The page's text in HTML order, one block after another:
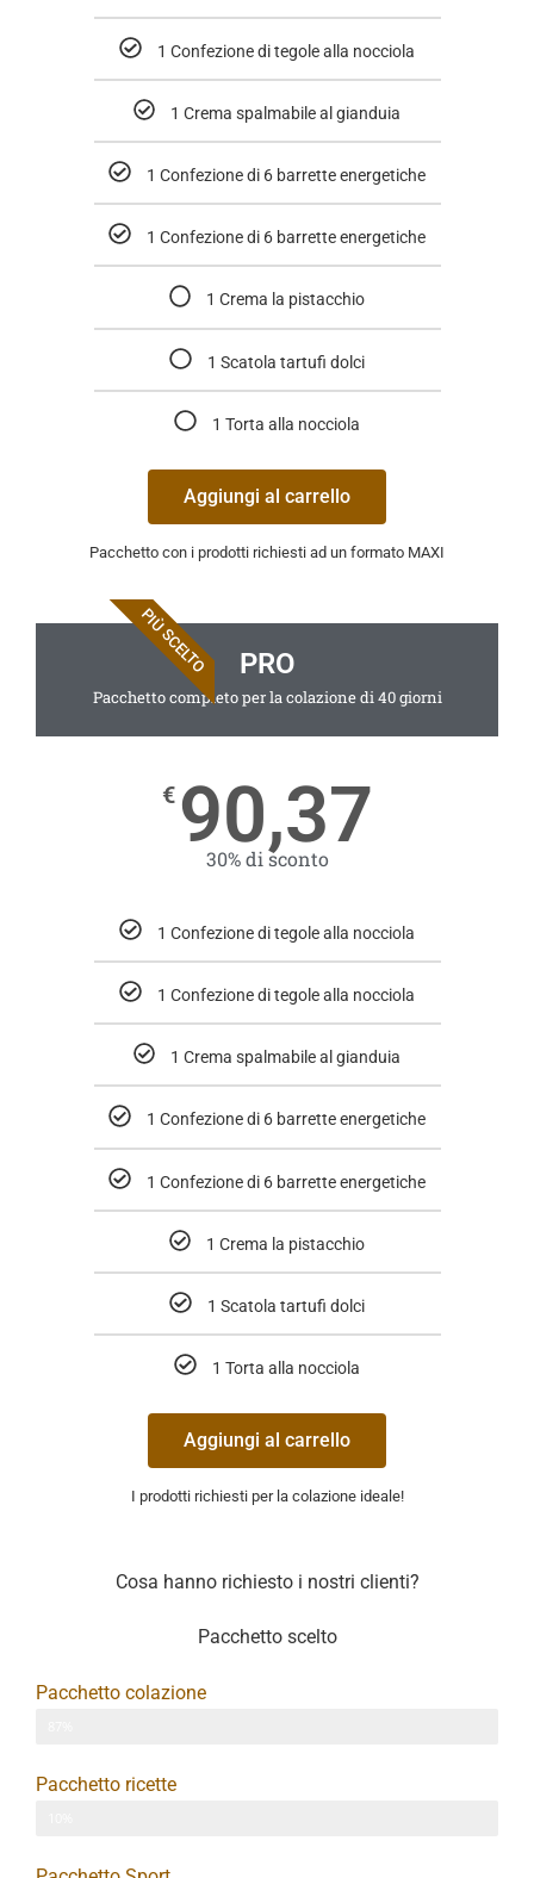
1 Confezione di tegole alla nocciola
1 Crema spalmabile al gianduia
1 Confezione di 6 barrette energetiche
1 Confezione di 6 barrette energetiche
1 Crema la pistacchio
1 Scatola tartufi dolci
1 Torta alla nocciola
Aggiungi al carrello
Pacchetto con i prodotti richiesti ad un formato MAXI
PIÙ SCELTO PRO
Pacchetto completo per la colazione di 40 giorni
€ 90,37
30% di sconto
1 Confezione di tegole alla nocciola
1 Confezione di tegole alla nocciola
1 Crema spalmabile al gianduia
1 Confezione di 6 barrette energetiche
1 Confezione di 6 barrette energetiche
1 Crema la pistacchio
1 Scatola tartufi dolci
1 Torta alla nocciola
Aggiungi al carrello
I prodotti richiesti per la colazione ideale!
Cosa hanno richiesto i nostri clienti?
Pacchetto scelto
Pacchetto colazione
Pacchetto ricette